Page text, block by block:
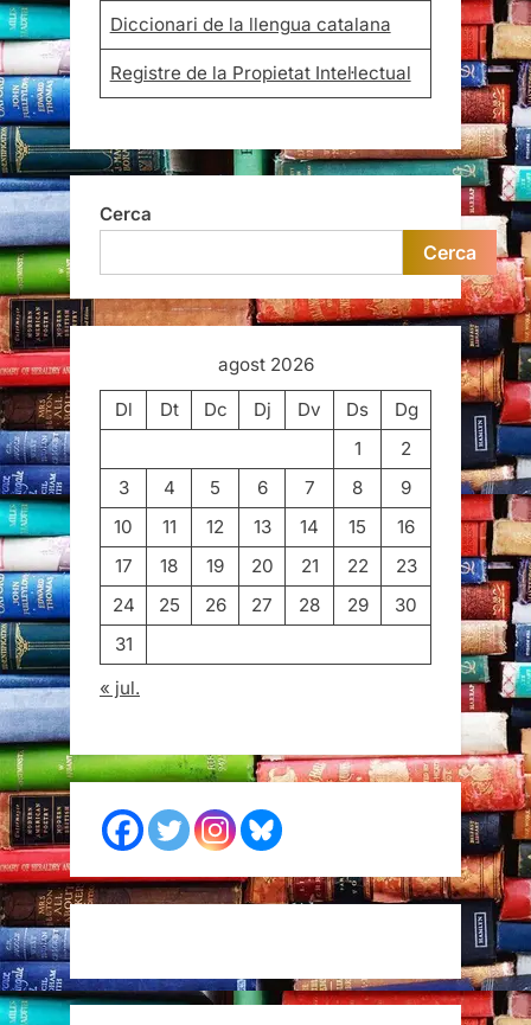
Diccionari de la llengua catalana
Registre de la Propietat Intel·lectual
Cerca
Cerca
agost 2026
Dl
Dt Dc Dj Dv Ds
Dg
1
2
3
4 5 6 7 8
9
10
11 12 13 14 15
16
17
18 19 20 21 22
23
24
25 26 27 28 29
30
31
« jul.